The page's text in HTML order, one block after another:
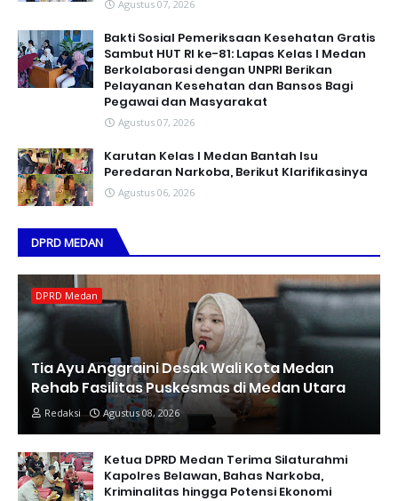
Agustus 07, 2026
Bakti Sosial Pemeriksaan Kesehatan Gratis
Sambut HUT RI ke-81: Lapas Kelas I Medan
Berkolaborasi dengan UNPRI Berikan
Pelayanan Kesehatan dan Bansos Bagi
Pegawai dan Masyarakat
Agustus 07, 2026
Karutan Kelas I Medan Bantah Isu
Peredaran Narkoba, Berikut Klarifikasinya
Agustus 06, 2026
DPRD MEDAN
DPRD Medan
Tia Ayu Anggraini Desak Wali Kota Medan
Rehab Fasilitas Puskesmas di Medan Utara
Redaksi Agustus 08, 2026
Ketua DPRD Medan Terima Silaturahmi
Kapolres Belawan, Bahas Narkoba,
Kriminalitas hingga Potensi Ekonomi